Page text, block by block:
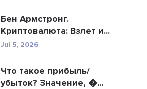
Бен Армстронг.
Криптовалюта: Взлет и...
Jul 5, 2026
Что такое прибыль/
убыток? Значение, �...